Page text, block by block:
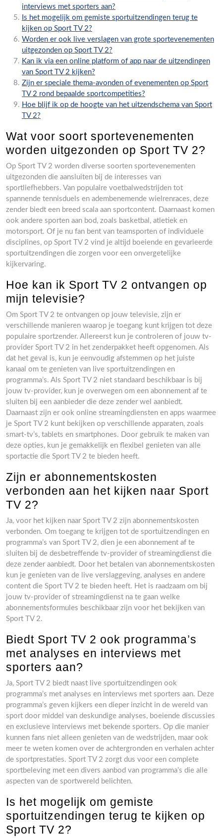
interviews met sporters aan?
Is het mogelijk om gemiste sportuitzendingen terug te
kijken op Sport TV 2?
Worden er ook live verslagen van grote sportevenementen
uitgezonden op Sport TV 2?
Kan ik via een online platform of app naar de uitzendingen
van Sport TV 2 kijken?
Zijn er speciale thema-avonden of evenementen op Sport
TV 2 rond bepaalde sportcompetities?
Hoe blijf ik op de hoogte van het uitzendschema van Sport
TV 2?
Wat voor soort sportevenementen
worden uitgezonden op Sport TV 2?
Op Sport TV 2 worden diverse soorten sportevenementen
uitgezonden die aansluiten bij de interesses van
sportliefhebbers. Van populaire voetbalwedstrijden tot
spannende tennisduels en adembenemende wielrenraces, deze
zender biedt een breed scala aan sportcontent. Daarnaast komen
ook andere sporten aan bod, zoals basketbal, atletiek en
motorsport. Of je nu fan bent van teamsporten of individuele
disciplines, op Sport TV 2 vind je altijd boeiende en gevarieerde
sportuitzendingen die zorgen voor een onvergetelijke
kijkervaring.
Hoe kan ik Sport TV 2 ontvangen op
mijn televisie?
Om Sport TV 2 te ontvangen op jouw televisie, zijn er
verschillende manieren waarop je toegang kunt krijgen tot deze
populaire sportzender. Allereerst kun je controleren of jouw tv-
provider Sport TV 2 in het zenderpakket heeft opgenomen. Als
dat het geval is, kun je eenvoudig afstemmen op het juiste
kanaal om te genieten van live sportuitzendingen en
programma’s. Als Sport TV 2 niet standaard beschikbaar is bij
jouw tv-provider, kun je overwegen om een abonnement af te
sluiten bij een aanbieder die deze zender wel aanbiedt.
Daarnaast zijn er ook online streamingdiensten en apps waarmee
je Sport TV 2 kunt bekijken op verschillende apparaten, zoals
smart-tv’s, tablets en smartphones. Door gebruik te maken van
deze opties, kun je gemakkelijk en flexibel genieten van alle
sportactie die Sport TV 2 te bieden heeft.
Zijn er abonnementskosten
verbonden aan het kijken naar Sport
TV 2?
Ja, voor het kijken naar Sport TV 2 zijn abonnementskosten
verbonden. Om toegang te krijgen tot de sportuitzendingen en
programma’s van Sport TV 2, dien je een abonnement af te
sluiten bij de desbetreffende tv-provider of streamingdienst die
deze zender aanbiedt. Door het betalen van abonnementskosten
kun je genieten van de live verslaggeving, analyses en andere
content die Sport TV 2 te bieden heeft. Het is raadzaam om bij
jouw tv-provider of streamingdienst na te gaan welke
abonnementsformules beschikbaar zijn voor het bekijken van
Sport TV 2.
Biedt Sport TV 2 ook programma’s
met analyses en interviews met
sporters aan?
Ja, Sport TV 2 biedt naast live sportuitzendingen ook
programma’s met analyses en interviews met sporters aan. Deze
programma’s geven kijkers een dieper inzicht in de wereld van
sport door middel van deskundige analyses, boeiende discussies
en exclusieve interviews met bekende sporters. Op die manier
kunnen fans niet alleen genieten van de wedstrijden, maar ook
meer te weten komen over de achtergronden en verhalen achter
de sportprestaties. Sport TV 2 zorgt dus voor een complete
sportbeleving met een divers aanbod van programma’s die alle
aspecten van de sportwereld belichten.
Is het mogelijk om gemiste
sportuitzendingen terug te kijken op
Sport TV 2?